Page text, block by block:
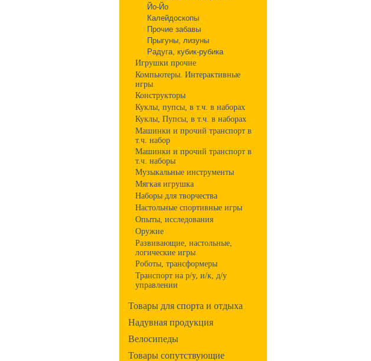
Йо-Йо
Калейдоскопы
Прочие забавы
Прыгуны, лизуны
Радуга, кубик-рубика
Игрушки прочие
Компьютеры. Интерактивные
игры
Конструкторы
Куклы, пупсы, в т.ч. в наборах
Куклы, Пупсы, в т.ч. в наборах
Машинки и прочий транспорт в
т.ч. набор
Машинки и прочий транспорт в
т.ч. наборы
Музыкальные инструменты
Мягкая игрушка
Наборы для творчества
Настольные спортивные игры
Опыты, исследования
Оружие
Развивающие, настольные,
логические игры
Роботы, трансформеры
Транспорт на р/у, и/к, д/у
управлении
Товары для спорта и отдыха
Надувная продукция
Велосипеды
Товары сопутствующие